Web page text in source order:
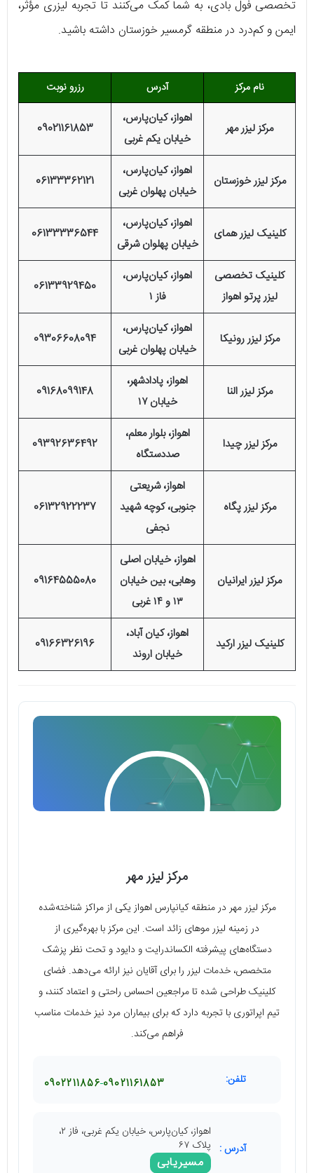
تخصصی فول بادی، به شما کمک می‌کنند تا تجربه لیزری مؤثر،
ایمن و کم‌درد در منطقه گرمسیر خوزستان داشته باشید.
نام مرکز آدرس رزرو نوبت
مرکز لیزر مهر
اهواز، کیان‌پارس،
خیابان یکم غربی
09021161853
مرکز لیزر خوزستان
اهواز، کیان‌پارس،
خیابان پهلوان غربی
06133362121
کلینیک لیزر همای
اهواز، کیان‌پارس،
خیابان پهلوان شرقی
06133336544
کلینیک تخصصی
لیزر پرتو اهواز
اهواز، کیان‌پارس،
فاز ۱
06133929450
مرکز لیزر رونیکا
اهواز، کیان‌پارس،
خیابان پهلوان غربی
09306608094
مرکز لیزر النا
اهواز، پادادشهر،
خیابان ۱۷
09168099148
مرکز لیزر چیدا
اهواز، بلوار معلم،
صددستگاه
09392636492
مرکز لیزر پگاه
اهواز، شریعتی
جنوبی، کوچه شهید
نجفی
06132922237
مرکز لیزر ایرانیان
اهواز، خیابان اصلی
وهابی، بین خیابان
۱۳ و ۱۴ غربی
09164555080
کلینیک لیزر ارکید
اهواز، کیان آباد،
خیابان اروند
09166326196
مرکز لیزر مهر
مرکز لیزر مهر در منطقه کیان­پارس اهواز یکی از مراکز شناخته‌شده
در زمینه لیزر موهای زائد است. این مرکز با بهره‌گیری از
دستگاه‌های پیشرفته الکساندرایت و دایود و تحت نظر پزشک
متخصص، خدمات لیزر را برای آقایان نیز ارائه می‌دهد. فضای
کلینیک طراحی شده تا مراجعین احساس راحتی و اعتماد کنند، و
تیم اپراتوری با تجربه دارد که برای بیماران مرد نیز خدمات مناسب
فراهم می‌کند.
تلفن: 09021161853
0902211856
آدرس :
اهواز، کیان‌پارس، خیابان یکم غربی، فاز ۲،
پلاک ۶۷
مسیریابی